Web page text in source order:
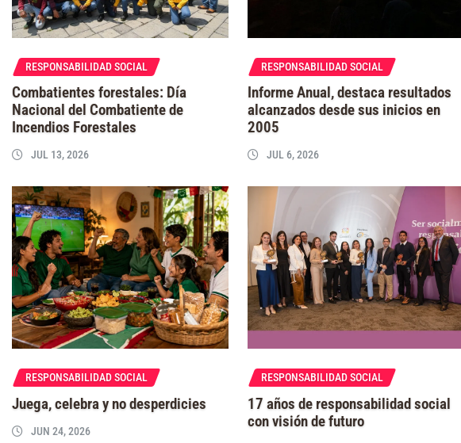
RESPONSABILIDAD SOCIAL
Combatientes forestales: Día
Nacional del Combatiente de
Incendios Forestales
JUL 13, 2026
RESPONSABILIDAD SOCIAL
Informe Anual, destaca resultados
alcanzados desde sus inicios en
2005
JUL 6, 2026
RESPONSABILIDAD SOCIAL
Juega, celebra y no desperdicies
JUN 24, 2026
RESPONSABILIDAD SOCIAL
17 años de responsabilidad social
con visión de futuro